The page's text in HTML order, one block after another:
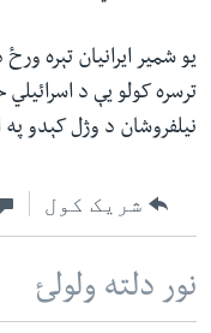
یو شمیر ایرانیان تېره ورځ
ترسره کولو یې د اسرائيلي‌
نیلفروشان د وژل کېدو
شریک کول
نور دلته ولولئ